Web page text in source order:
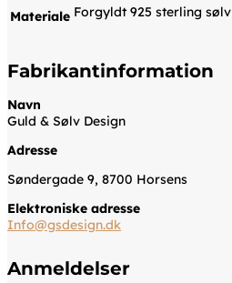
Materiale Forgyldt 925 sterling sølv
Fabrikantinformation
Navn
Guld & Sølv Design
Adresse
Søndergade 9, 8700 Horsens
Elektroniske adresse
Info@gsdesign.dk
Anmeldelser